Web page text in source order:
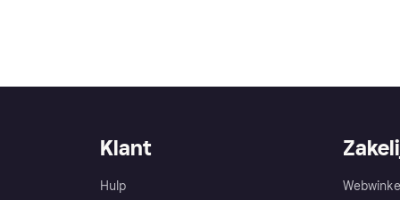
Klant
Hulp